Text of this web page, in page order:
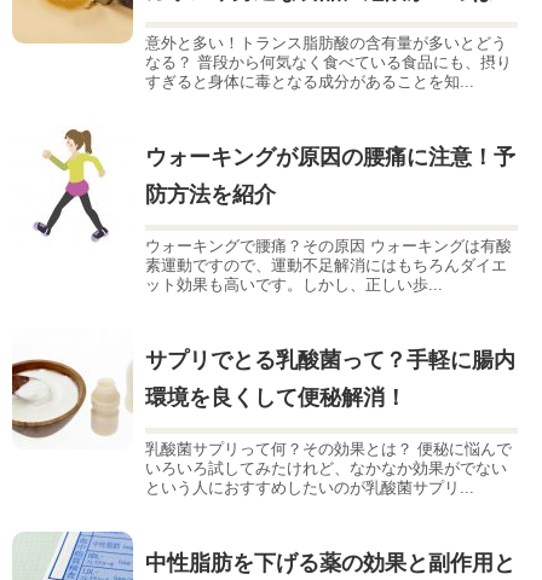
意外と多い！トランス脂肪酸の含有量が多いとどう
なる？ 普段から何気なく食べている食品にも、摂り
すぎると身体に毒となる成分があることを知...
ウォーキングが原因の腰痛に注意！予
防方法を紹介
ウォーキングで腰痛？その原因 ウォーキングは有酸
素運動ですので、運動不足解消にはもちろんダイエ
ット効果も高いです。しかし、正しい歩...
サプリでとる乳酸菌って？手軽に腸内
環境を良くして便秘解消！
乳酸菌サプリって何？その効果とは？ 便秘に悩んで
いろいろ試してみたけれど、なかなか効果がでない
という人におすすめしたいのが乳酸菌サプリ...
中性脂肪を下げる薬の効果と副作用と